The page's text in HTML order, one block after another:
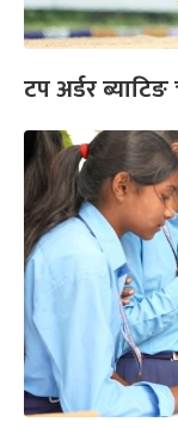
टप अर्डर